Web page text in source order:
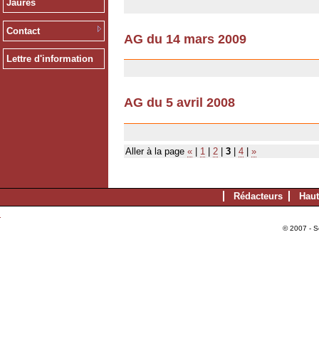
Jaurès
Contact
Lettre d'information
AG du 14 mars 2009
AG du 5 avril 2008
Aller à la page « 1 2 3 4 »
Rédacteurs
© 2007 -